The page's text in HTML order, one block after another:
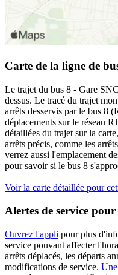
Carte de la ligne de
Le trajet du bus 8 - Gare
dessus. Le tracé du trajet
arrêts desservis par le bus 8
déplacements sur le réseau
détaillées du trajet sur la
arrêts précis, comme les
verrez aussi l'emplacement
pour savoir si le bus 8
Voir la carte détaillée pour
Alertes de service
Ouvrez l'appli pour plus
service pouvant affecter
arrêts déplacés, les départs
modifications de service.